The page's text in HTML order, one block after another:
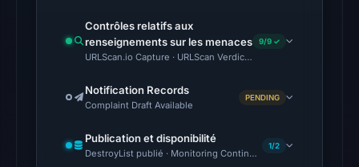
content
availability
remains
Other
observations:
VirusTotal
Contrôles relatifs aux
renseignements sur les menaces
URLScan.io Capture · URLScan Verdict · Cloudflare Radar
9/9 ✓
Notification Records
Complaint Draft Available
PENDING
Publication et disponibilité
DestroyList publié · Monitoring Continues
1/2